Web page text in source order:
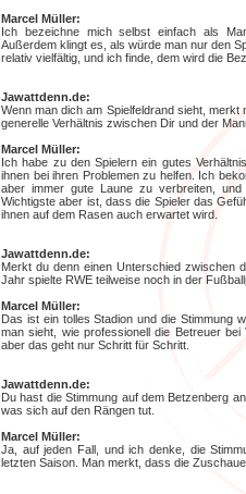
Marcel Müller:
Ich bezeichne mich selbst einfach als
Außerdem klingt es, als würde man nur den
relativ vielfältig, und ich finde, dem wird die
Jawattdenn.de:
Wenn man dich am Spielfeldrand sieht,
generelle Verhältnis zwischen Dir und der
Marcel Müller:
Ich habe zu den Spielern ein gutes
ihnen bei ihren Problemen zu helfen. Ich
aber immer gute Laune zu verbreiten,
Wichtigste aber ist, dass die Spieler das
ihnen auf dem Rasen auch erwartet wird.
Jawattdenn.de:
Merkt du denn einen Unterschied zwischen
Jahr spielte RWE teilweise noch in der
Marcel Müller:
Das ist ein tolles Stadion und die Stimmung
man sieht, wie professionell die Betreuer
aber das geht nur Schritt für Schritt.
Jawattdenn.de:
Du hast die Stimmung auf dem Betzenberg
was sich auf den Rängen tut.
Marcel Müller:
Ja, auf jeden Fall, und ich denke, die
letzten Saison. Man merkt, dass die